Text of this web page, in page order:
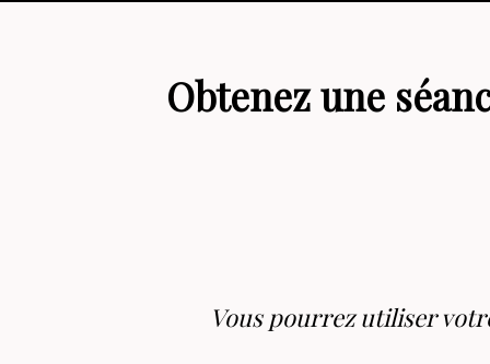
Obtenez une
Vous pourrez utiliser